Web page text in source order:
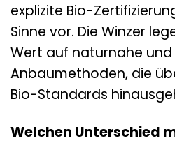
explizite Bio-
Sinne vor. Die Winzer
Wert auf naturnahe
Anbaumethoden, die
Bio-Standards
Welchen Unterschied